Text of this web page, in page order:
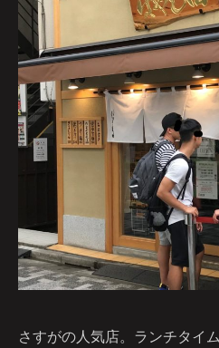
さすがの人気店。ランチタイ